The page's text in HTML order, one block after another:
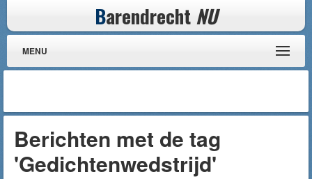
Barendrecht NU
MENU
Berichten met de tag
'Gedichtenwedstrijd'